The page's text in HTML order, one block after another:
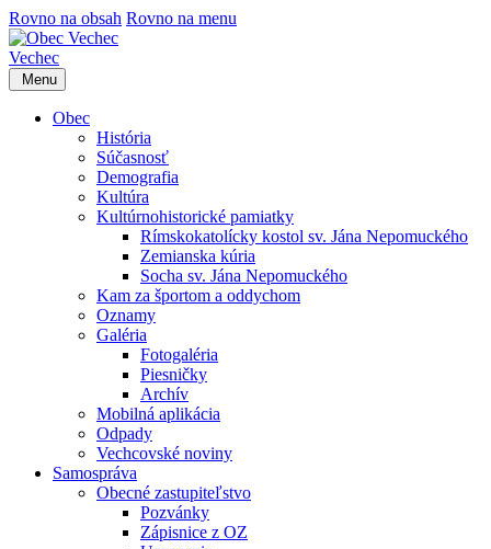
Rovno na obsah Rovno na menu
Vechec
Menu
Obec
História
Súčasnosť
Demografia
Kultúra
Kultúrnohistorické pamiatky
Rímskokatolícky kostol sv. Jána Nepomuckého
Zemianska kúria
Socha sv. Jána Nepomuckého
Kam za športom a oddychom
Oznamy
Galéria
Fotogaléria
Piesničky
Archív
Mobilná aplikácia
Odpady
Vechcovské noviny
Samospráva
Obecné zastupiteľstvo
Pozvánky
Zápisnice z OZ